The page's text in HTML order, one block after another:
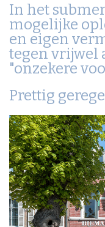
In het
mogelijke
en eigen
tegen vrijwel
"onzekere
Prettig